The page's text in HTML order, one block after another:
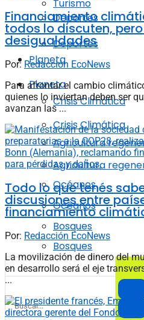
Deportes
Planeta
Crisis Climática
Agricultura
Océanos
Bosques
Turismo
Deportes
Planeta
Crisis Climática
Agricultura
Océanos
Bosques
Financiamiento
todos lo discuten,
desigualdades
Por: Redacción EcoNews
Para afrontar el cambio
quienes lo inviertan deben ser
avanzan las ...
Todo lo que tenés
discusiones entre
financiamiento
Por: Redacción EcoNews
La movilización de dinero del
en desarrollo será el eje
...